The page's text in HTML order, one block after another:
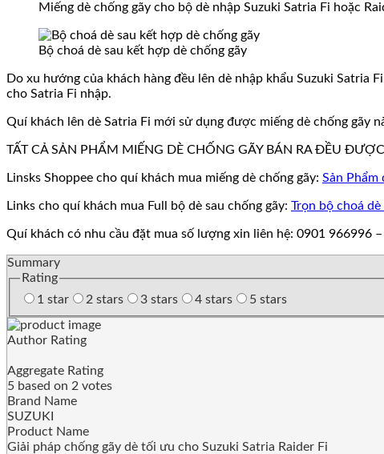
Miếng dè chống gãy cho bộ dè nhập Suzuki Satria Fi hoặc
Bộ choá dè sau kết hợp dè chống gãy
Do xu hướng của khách hàng đều lên dè nhập khẩu Suzuki Satria
cho Satria Fi nhập.
Quí khách lên dè Satria Fi mới sử dụng được miếng dè chống gãy
TẤT CẢ SẢN PHẨM MIẾNG DÈ CHỐNG GÃY BÁN RA ĐỀU
Linsks Shoppee cho quí khách mua miếng dè chống gãy: Sản Phẩm
Links cho quí khách mua Full bộ dè sau chống gãy: Trọn bộ choá
Quí khách có nhu cầu đặt mua số lượng xin liên hệ: 0901 966996 –
Summary
Rating
1 star
2 stars 3 stars 4 stars 5 stars
Author Rating
Aggregate Rating
5 based on 2 votes
Brand Name
SUZUKI
Product Name
Giải pháp chống gãy dè tối ưu cho Suzuki Satria Raider Fi